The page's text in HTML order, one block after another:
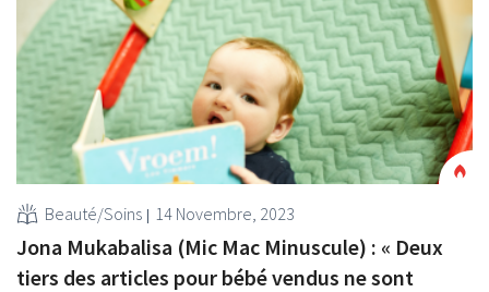
Beauté/Soins 14 Novembre, 2023
Jona Mukabalisa (Mic Mac Minuscule) : « Deux
tiers des articles pour bébé vendus ne sont